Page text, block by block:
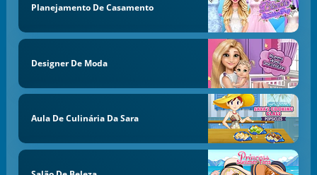
Planejamento De Casamento
Designer De Moda
Aula De Culinária Da Sara